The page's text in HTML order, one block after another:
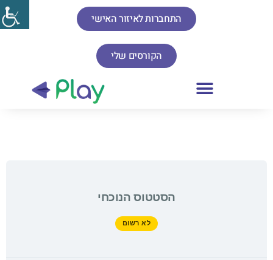
התחברות לאיזור האישי
הקורסים שלי
הסטטוס הנוכחי
לא רשום